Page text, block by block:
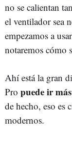
no se calientan
el ventilador sea
empezamos a
notaremos cómo
Ahí está la gran
Pro puede ir
de hecho, eso es
modernos.